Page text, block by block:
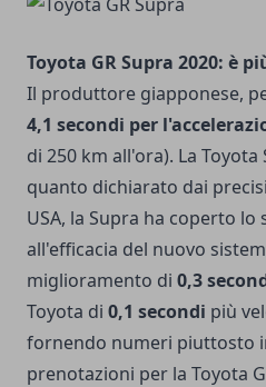
Toyota GR Supra 2020: è
Il produttore giapponese,
4,1 secondi per
di 250 km all'ora). La
quanto dichiarato dai
USA, la Supra ha coperto
all'efficacia del nuovo
miglioramento di 0,3
Toyota di 0,1 secondi più
fornendo numeri piuttosto
prenotazioni per la Toyota